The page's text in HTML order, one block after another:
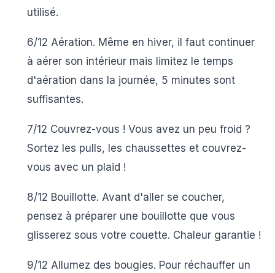
utilisé.
6/12 Aération. Même en hiver, il faut continuer
à aérer son intérieur mais limitez le temps
d'aération dans la journée, 5 minutes sont
suffisantes.
7/12 Couvrez-vous ! Vous avez un peu froid ?
Sortez les pulls, les chaussettes et couvrez-
vous avec un plaid !
8/12 Bouillotte. Avant d'aller se coucher,
pensez à préparer une bouillotte que vous
glisserez sous votre couette. Chaleur garantie !
9/12 Allumez des bougies. Pour réchauffer un